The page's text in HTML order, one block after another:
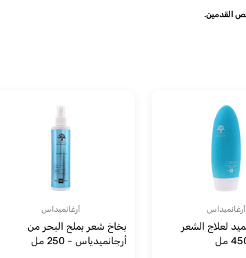
القدمين.
أرغانميداس
لعلاج الشعر
أرغانميداس
بخاخ شعر بملح البحر من
أرجانميدياس - 250 مل